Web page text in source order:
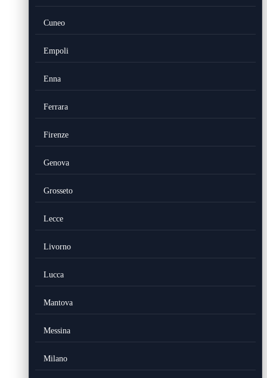
Cuneo
Empoli
Enna
Ferrara
Firenze
Genova
Grosseto
Lecce
Livorno
Lucca
Mantova
Messina
Milano